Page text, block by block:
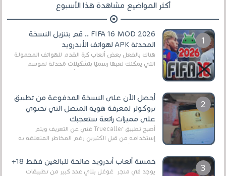
أكثر المواضيع مشاهدة هذا الأسبوع
FIFA 16 MOD 2026 .. قم بتنزيل النسخة
المحدثة APK لهواتف الأندرويد
هناك بالفعل بعض ألعاب كرة القدم للهواتف المحمولة
التي يمكنك لعبها رسميًا بتشكيلات مُحدثة لموسم
أحصل الآن على النسخة المدفوعة من تطبيق
تروكولر لمعرفة هوية المتصل التي تحتوي
على مميزات رائعة ستعجبك
أصبح تطبيق Truecaller غني عن التعريف ويتم
إستخدامه من قبل الكثيرين رغم المخاطر المتعلقه به
خمسة ألعاب أندرويد صالحة للبالغين فقط 18+
يوجد في متجر غوغل بلاي عدد كبير من تطبيقات